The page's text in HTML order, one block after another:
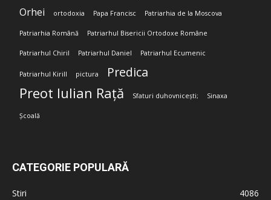
Orhei ortodoxia Papa Francisc Patriarhia de la Moscova
Patriarhia Română Patriarhul Bisericii Ortodoxe Române
Patriarhul Chiril Patriarhul Daniel Patriarhul Ecumenic
Patriarhul Kirill pictura Predica
Preot Iulian Rață Sfaturi duhovnicești; Sinaxa
Școală
CATEGORIE POPULARĂ
Stiri
4086